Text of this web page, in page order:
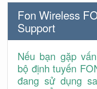
Fon Wireless
Support
Nếu bạn gặp
bộ định tuyến
đang sử dụng